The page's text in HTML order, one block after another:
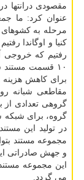
مقصودی درانتها
مرحله به كشوهای
كنیا و اوگاندا
۱۰ قسمت مستند
برای كاهش هزینه
مقاطعی شبانه
گروهی تعدادی
گروه، برای
در تولید این
مجموعه مستند
و جهش صادراتی
می گردد.